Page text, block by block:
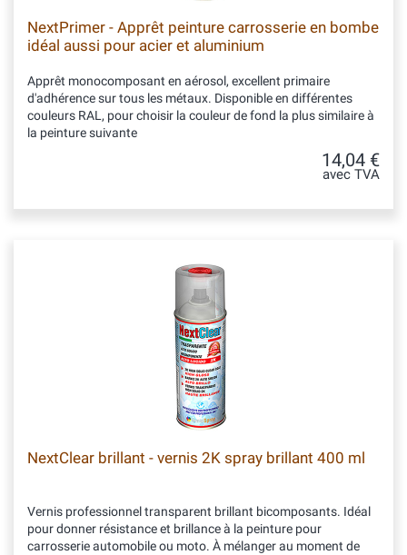
NextPrimer - Apprêt peinture carrosserie en bombe
idéal aussi pour acier et aluminium
Apprêt monocomposant en aérosol, excellent primaire
d'adhérence sur tous les métaux. Disponible en différentes
couleurs RAL, pour choisir la couleur de fond la plus similaire à
la peinture suivante
14,04 €
avec TVA
NextClear brillant - vernis 2K spray brillant 400 ml
Vernis professionnel transparent brillant bicomposants. Idéal
pour donner résistance et brillance à la peinture pour
carrosserie automobile ou moto. À mélanger au moment de